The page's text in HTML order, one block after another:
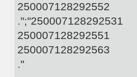
250007128292552
.";"250007128292531
250007128292551
250007128292563
."